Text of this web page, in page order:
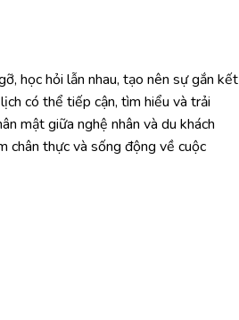
học hỏi lẫn nhau, tạo nên sự gắn kết
có thể tiếp cận, tìm hiểu và trải
mật giữa nghệ nhân và du khách
chân thực và sống động về cuộc